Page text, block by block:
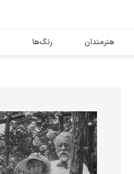
محبوب‌ترین هنرمندان
ونسان ون گوگ
هنرمندان رنگ‌ها